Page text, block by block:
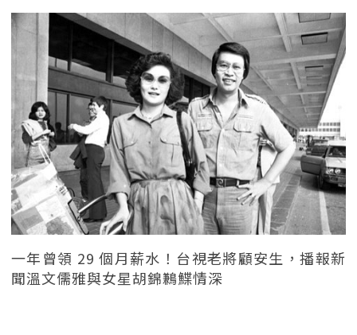
一年曾領 29 個月薪水！台視老將顧安生，播報新
聞溫文儒雅與女星胡錦鶼鰈情深